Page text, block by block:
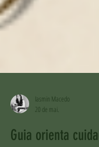
Iasmin Macedo
20 de mai.